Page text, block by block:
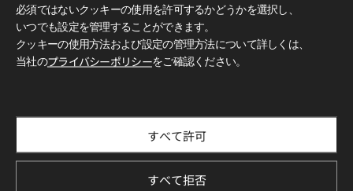
必須ではないクッキーの使用を許可するかどうかを選択し、
いつでも設定を管理することができます。
クッキーの使用方法および設定の管理方法について詳しくは、
当社のプライバシーポリシーをご確認ください。
すべて許可
すべて拒否